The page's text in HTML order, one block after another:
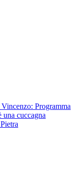
Programma
cuccagna